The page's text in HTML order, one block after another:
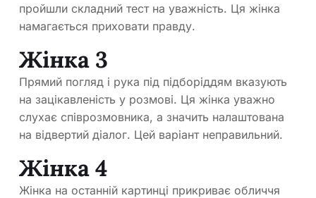
пройшли складний тест на уважність. Ця жінка
намагається приховати правду.
Жінка 3
Прямий погляд і рука під підборіддям вказують
на зацікавленість у розмові. Ця жінка уважно
слухає співрозмовника, а значить налаштована
на відвертий діалог. Цей варіант неправильний.
Жінка 4
Жінка на останній картинці прикриває обличчя